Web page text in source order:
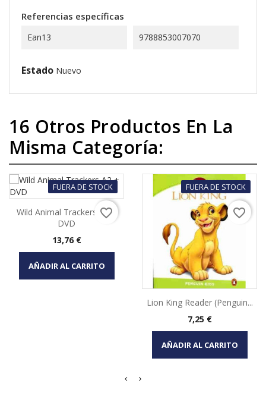
Referencias específicas
Ean13 9788853007070
Estado Nuevo
16 Otros Productos En La
Misma Categoría:
FUERA DE STOCK
Wild Animal Trackers A2 +
DVD
Precio
13,76 €
AÑADIR AL CARRITO
favorite_border
FUERA DE STOCK
Lion King Reader (Penguin...
Precio
7,25 €
AÑADIR AL CARRITO
favorite_border